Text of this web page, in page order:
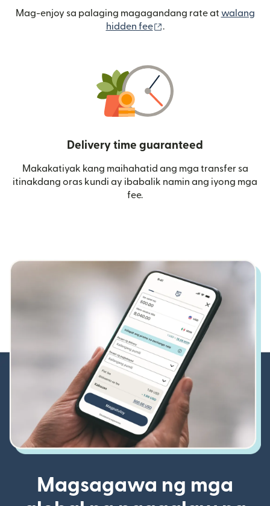
Mag-enjoy sa palaging magagandang rate at walang
hidden fee
.
Delivery time guaranteed
Makakatiyak kang maihahatid ang mga transfer sa
itinakdang oras kundi ay ibabalik namin ang iyong mga
fee.
Magsagawa ng mga